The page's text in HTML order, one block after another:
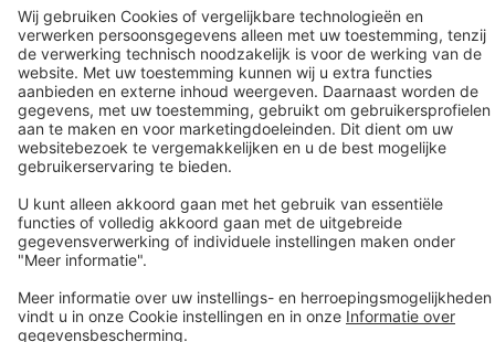
Dräger klantenservice
Over Dräger
Bestellen in onze webshop
Community